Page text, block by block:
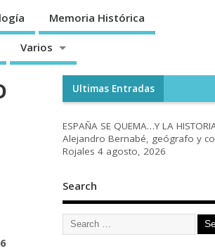
Memoria Histórica
Varios
Ultimas Entradas
ESPAÑA SE QUEMA…Y LA
Alejandro Bernabé, geógrafo y
Rojales 4 agosto, 2026
Search